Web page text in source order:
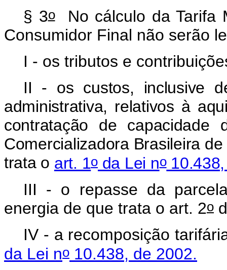
§ 3oNo cálculo da Tarifa
Consumidor Final não serão
I - os tributos e
II - os custos, inclusive
administrativa, relativos à
contratação de
Comercializadora Brasileira
trata o art. 1o da Lei no10.438,
III - o repasse da
energia de que trata o art. 2o
IV - a recomposição
da Lei no 10.438, de 2002.